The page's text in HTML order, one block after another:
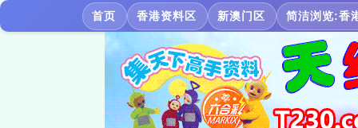
首页 香港资料区 新澳门区 简洁浏览:香